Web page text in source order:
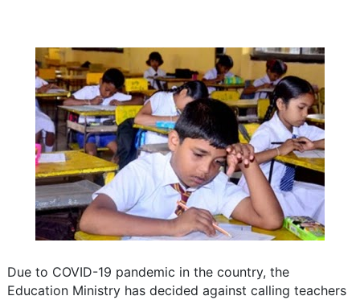
Due to COVID-19 pandemic in the country, the
Education Ministry has decided against calling teachers